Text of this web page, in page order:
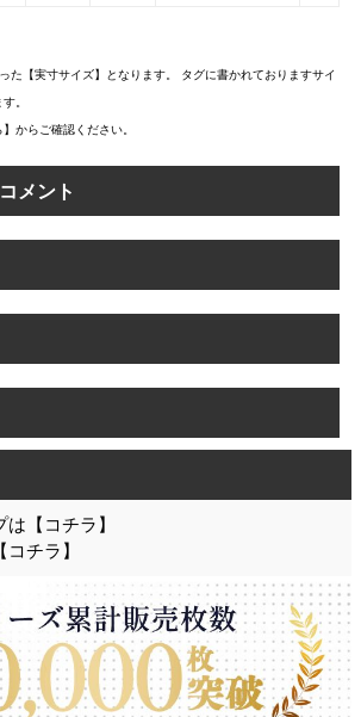
た【実寸サイズ】となります。 タグに書かれておりますサイ
。
】から ご確認ください。
メント
は【 コチラ 】
コチラ 】